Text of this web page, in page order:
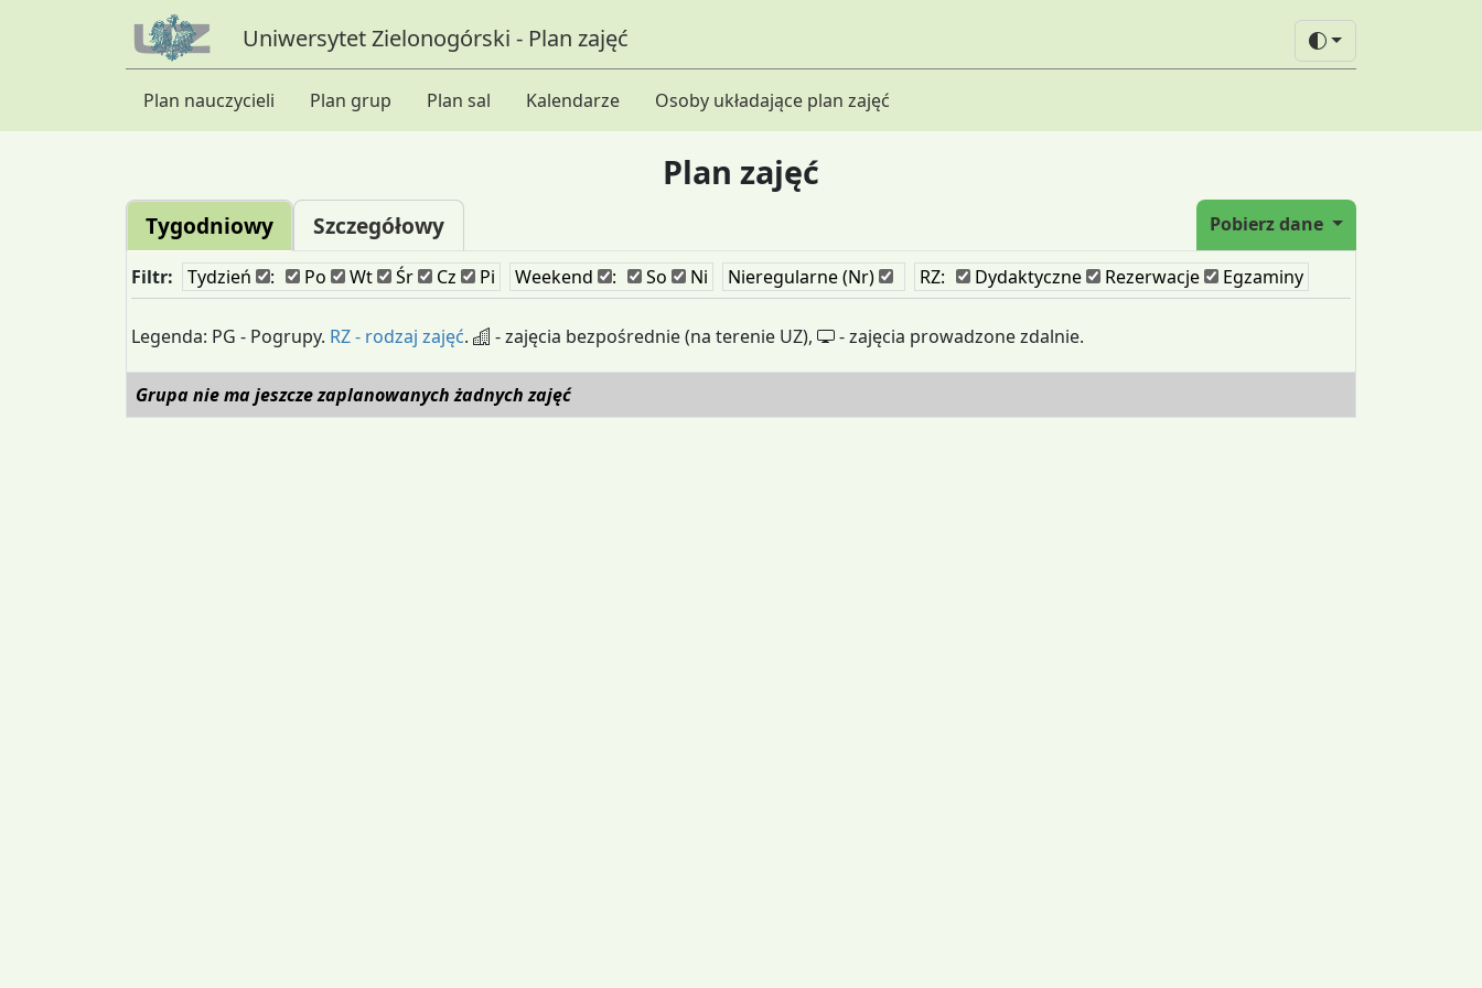
Uniwersytet Zielonogórski - Plan zajęć
Plan nauczycieli Plan grup Plan sal Kalendarze Osoby układające plan zajęć
Plan zajęć
Tygodniowy Szczegółowy Pobierz dane
Filtr: Tydzień : Po Wt Śr Cz Pi Weekend : So Ni Nieregularne (Nr) RZ: Dydaktyczne Rezerwacje Egzaminy
Legenda: PG - Pogrupy. RZ - rodzaj zajęć. - zajęcia bezpośrednie (na terenie UZ), - zajęcia prowadzone zdalnie.
Grupa nie ma jeszcze zaplanowanych żadnych zajęć